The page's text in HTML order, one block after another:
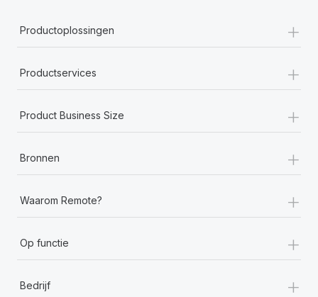
Productoplossingen +
Productservices +
Product Business Size +
Bronnen +
Waarom Remote? +
Op functie +
Bedrijf +